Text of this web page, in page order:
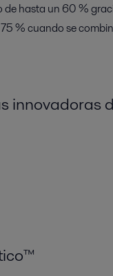
hasta un 60 %
% cuando se
innovadoras